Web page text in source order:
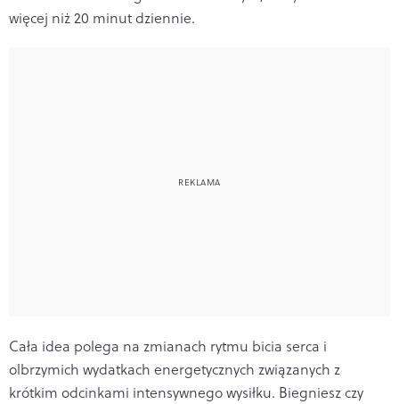
więcej niż 20 minut dziennie.
Cała idea polega na zmianach rytmu bicia serca i
olbrzymich wydatkach energetycznych związanych z
krótkim odcinkami intensywnego wysiłku. Biegniesz czy